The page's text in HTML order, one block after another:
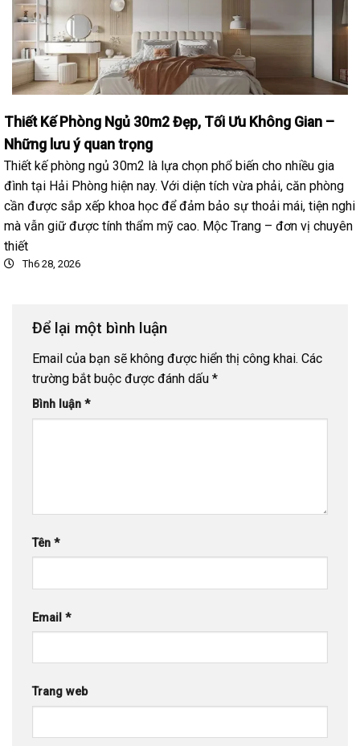
Thiết Kế Phòng Ngủ 30m2 Đẹp, Tối Ưu Không Gian –
Những lưu ý quan trọng
Thiết kế phòng ngủ 30m2 là lựa chọn phổ biến cho nhiều gia
đình tại Hải Phòng hiện nay. Với diện tích vừa phải, căn phòng
cần được sắp xếp khoa học để đảm bảo sự thoải mái, tiện nghi
mà vẫn giữ được tính thẩm mỹ cao. Mộc Trang – đơn vị chuyên
thiết
Th6 28, 2026
Để lại một bình luận
Email của bạn sẽ không được hiển thị công khai. Các
trường bắt buộc được đánh dấu *
Bình luận *
Tên *
Email *
Trang web